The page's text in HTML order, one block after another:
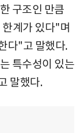
구조인 만큼
계가 있다"며
다"고 말했다.
특수성이 있는
말했다.